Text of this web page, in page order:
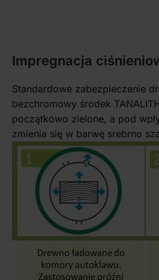
Impregnacja
Standardowe zabezpieczenie
bezchromowy środek
początkowo zielone, a pod
zmienia się w barwę srebrno